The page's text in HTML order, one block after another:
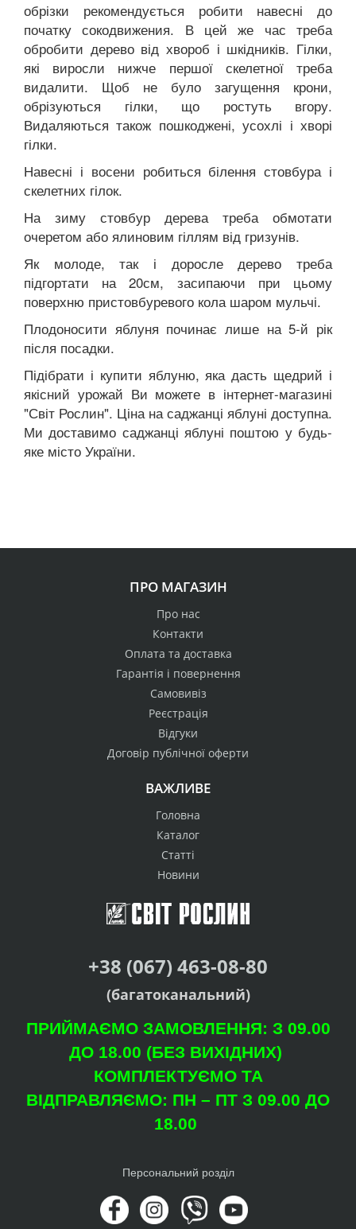
обрізки рекомендується робити навесні до
початку сокодвижения. В цей же час треба
обробити дерево від хвороб і шкідників. Гілки,
які виросли нижче першої скелетної треба
видалити. Щоб не було загущення крони,
обрізуються гілки, що ростуть вгору.
Видаляються також пошкоджені, усохлі і хворі
гілки.
Навесні і восени робиться білення стовбура і
скелетних гілок.
На зиму стовбур дерева треба обмотати
очеретом або ялиновим гіллям від гризунів.
Як молоде, так і доросле дерево треба
підгортати на 20см, засипаючи при цьому
поверхню пристовбуревого кола шаром мульчі.
Плодоносити яблуня починає лише на 5-й рік
після посадки.
Підібрати і купити яблуню, яка дасть щедрий і
якісний урожай Ви можете в інтернет-магазині
"Світ Рослин". Ціна на саджанці яблуні доступна.
Ми доставимо саджанці яблуні поштою у будь-
яке місто України.
ПРО МАГАЗИН
Про нас
Контакти
Оплата та доставка
Гарантія і повернення
Самовивіз
Реєстрація
Відгуки
Договір публічної оферти
ВАЖЛИВЕ
Головна
Каталог
Статті
Новини
+38 (067) 463-08-80
(багатоканальний)
ПРИЙМАЄМО ЗАМОВЛЕННЯ: З 09.00
ДО 18.00 (БЕЗ ВИХІДНИХ)
КОМПЛЕКТУЄМО ТА
ВІДПРАВЛЯЄМО: ПН – ПТ З 09.00 ДО
18.00
Персональний розділ